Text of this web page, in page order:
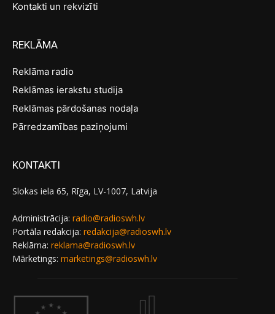
Kontakti un rekvizīti
REKLĀMA
Reklāma radio
Reklāmas ierakstu studija
Reklāmas pārdošanas nodaļa
Pārredzamības paziņojumi
KONTAKTI
Slokas iela 65, Rīga, LV-1007, Latvija
Administrācija: radio@radioswh.lv
Portāla redakcija: redakcija@radioswh.lv
Reklāma: reklama@radioswh.lv
Mārketings: marketings@radioswh.lv